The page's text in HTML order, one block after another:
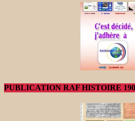
PUBLICATION RAF HISTOIRE